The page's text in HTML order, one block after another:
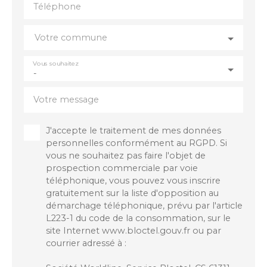
offrant de nombreuses possibilités, idéal pour une
visite s’impose pour découvrir tout son potentiel.
com 06. 86. 21. 40. 59
Téléphone
Votre commune
-
Vous souhaitez
Votre message
J'accepte le traitement de mes données
personnelles conformément au RGPD. Si
vous ne souhaitez pas faire l'objet de
prospection commerciale par voie
téléphonique, vous pouvez vous inscrire
gratuitement sur la liste d'opposition au
démarchage téléphonique, prévu par l'article
L223-1 du code de la consommation, sur le
site Internet www.bloctel.gouv.fr ou par
courrier adressé à :